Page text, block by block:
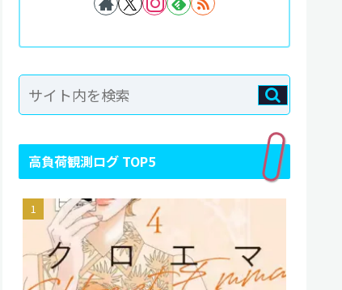
高負荷観測ログ TOP5